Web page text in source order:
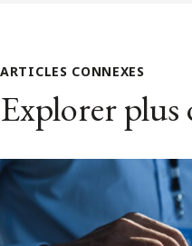
ARTICLES CONNEXES
Explorer plus